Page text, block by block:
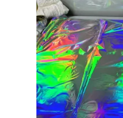
DEMANDEZ
UN DEVIS
PLAN